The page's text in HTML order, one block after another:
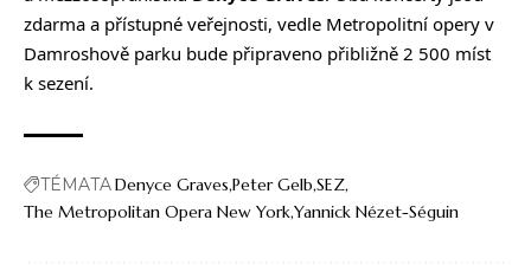
zdarma a přístupné veřejnosti, vedle Metropolitní opery v
Damroshově parku bude připraveno přibližně 2 500 míst
k sezení.
TÉMATADenyce Graves Peter Gelb SEZ
The Metropolitan Opera New YorkYannick Nézet-Séguin